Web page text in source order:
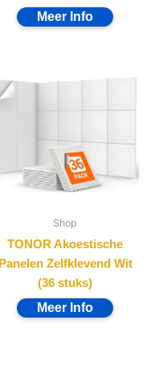
Shop
TONOR Akoestische
Panelen Zelfklevend Wit
(36 stuks)